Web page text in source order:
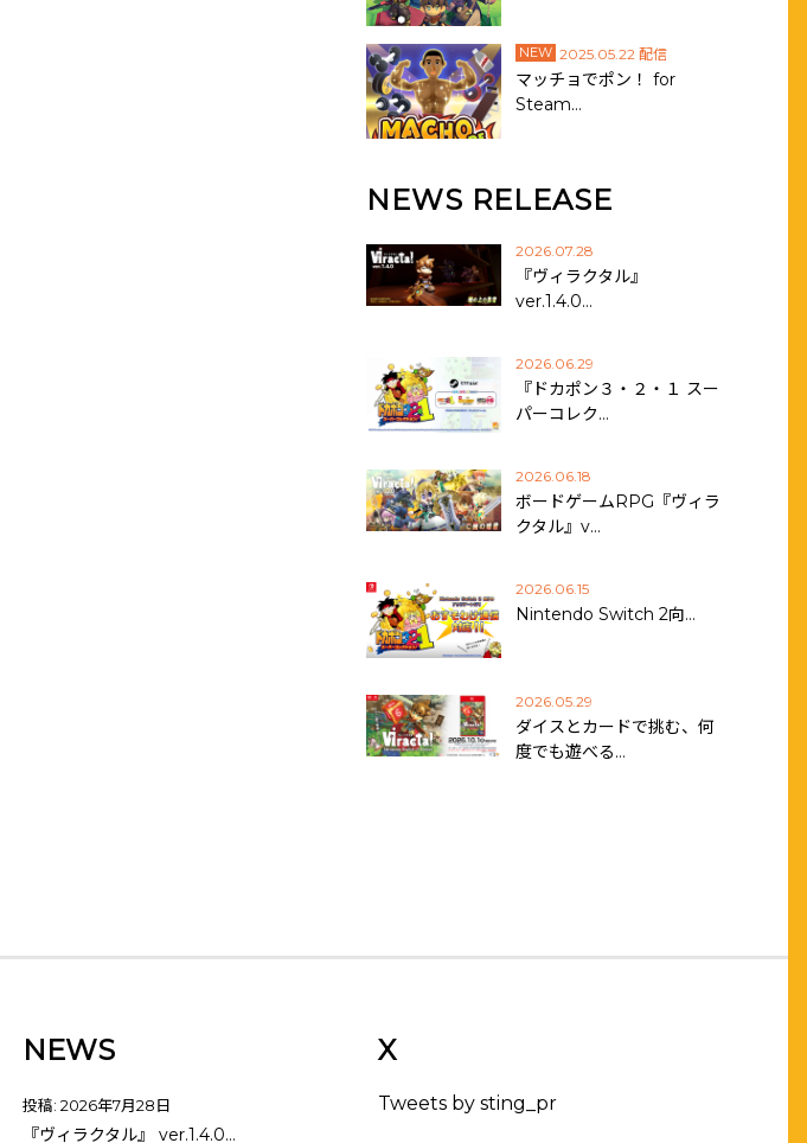
NEW 2025.05.22 配信
マッチョでポン！ for
Steam…
NEWS RELEASE
2026.07.28
『ヴィラクタル』
ver.1.4.0…
2026.06.29
『ドカポン３・２・１ スー
パーコレク…
2026.06.18
ボードゲームRPG『ヴィラ
クタル』v…
2026.06.15
Nintendo Switch 2向…
2026.05.29
ダイスとカードで挑む、何
度でも遊べる…
NEWS
投稿: 2026年7月28日
『ヴィラクタル』 ver.1.4.0…
X
Tweets by sting_pr